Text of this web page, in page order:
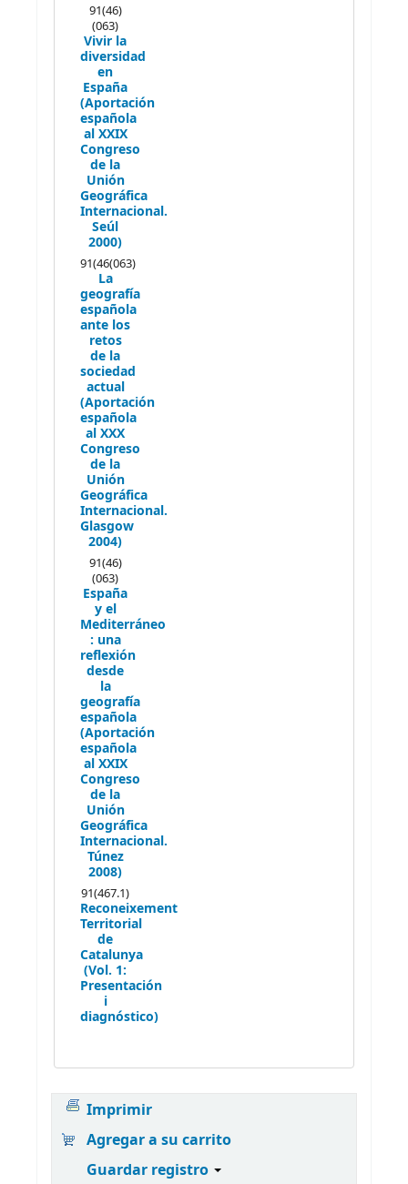
91(46)
(063)
Vivir la
diversidad
en
España
(Aportación
española
al XXIX
Congreso
de la
Unión
Geográfica
Internacional.
Seúl
2000)
91(46(063)
La
geografía
española
ante los
retos
de la
sociedad
actual
(Aportación
española
al XXX
Congreso
de la
Unión
Geográfica
Internacional.
Glasgow
2004)
91(46)
(063)
España
y el
Mediterráneo
: una
reflexión
desde
la
geografía
española
(Aportación
española
al XXIX
Congreso
de la
Unión
Geográfica
Internacional.
Túnez
2008)
91(467.1)
Reconeixement
Territorial
de
Catalunya
(Vol. 1:
Presentación
i
diagnóstico)
Imprimir
Agregar a su carrito
Guardar registro